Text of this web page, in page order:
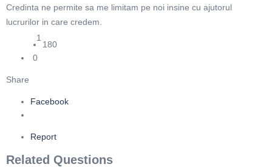
Credinta ne permite sa me limitam pe noi insine cu ajutorul
lucrurilor in care credem.
1
180
0
Share
Facebook
Report
Related Questions